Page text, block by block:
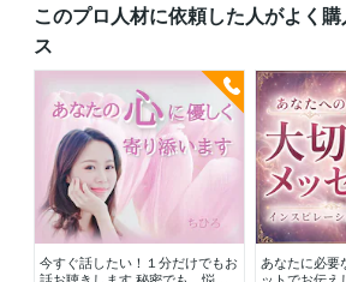
このプロ人材に依頼した人がよく
ス
今すぐ話したい！１分だけでもお
あなたに必要